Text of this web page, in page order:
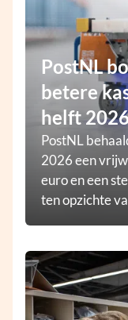
PostNL
betere
helft
PostNL
2026 een
euro en een
ten opzichte